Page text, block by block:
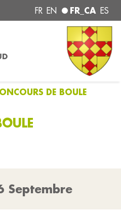
FR EN FR_CA ES
DE BOULE
Septembre